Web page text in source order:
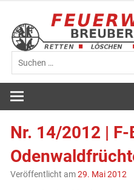
springen
Nr. 14/2012 |
Veröffentlicht am29. Mai 2012